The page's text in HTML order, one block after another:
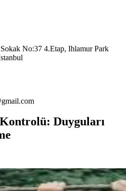
No:37 4.Etap, Ihlamur Park
Duyguları